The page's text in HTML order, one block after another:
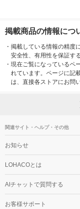
掲載商品の情報につ
・ 掲載している情報の精度
安全性、有用性を保証す
・ 現在ご覧になっているペ
れています。ページに記
は、直接各ストアにお問
関連サイト・ヘルプ・その他
お知らせ
LOHACOとは
AIチャットで質問する
お客様サポート